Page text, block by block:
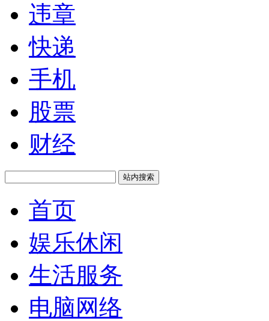
违章
快递
手机
股票
财经
站内搜索
首页
娱乐休闲
生活服务
电脑网络